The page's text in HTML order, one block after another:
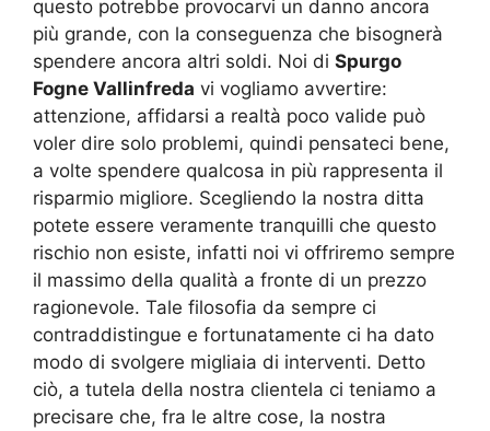
questo potrebbe provocarvi un danno ancora
più grande, con la conseguenza che bisognerà
spendere ancora altri soldi. Noi di Spurgo
Fogne Vallinfreda vi vogliamo avvertire:
attenzione, affidarsi a realtà poco valide può
voler dire solo problemi, quindi pensateci bene,
a volte spendere qualcosa in più rappresenta il
risparmio migliore. Scegliendo la nostra ditta
potete essere veramente tranquilli che questo
rischio non esiste, infatti noi vi offriremo sempre
il massimo della qualità a fronte di un prezzo
ragionevole. Tale filosofia da sempre ci
contraddistingue e fortunatamente ci ha dato
modo di svolgere migliaia di interventi. Detto
ciò, a tutela della nostra clientela ci teniamo a
precisare che, fra le altre cose, la nostra